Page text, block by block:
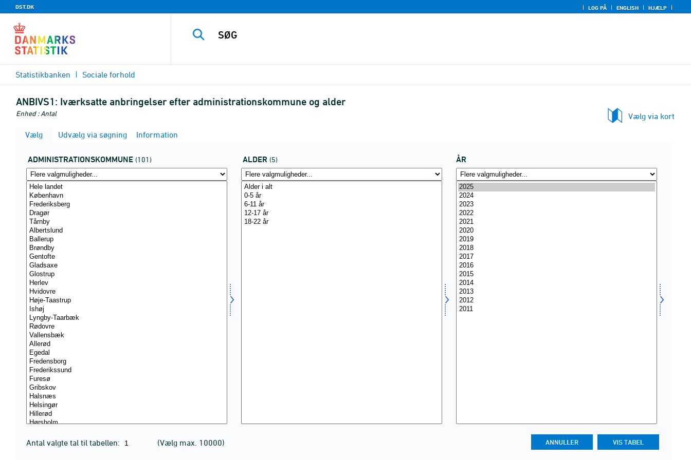
DST.DK LOG PÅ ENGLISH HJÆLP
Statistikbanken Sociale forhold
ANBIVS1: Iværksatte anbringelser efter administrationskommune og alder
Enhed : Antal
Vælg via kort
Vælg
Udvælg via søgning Information
ADMINISTRATIONSKOMMUNE (101) ALDER (5) ÅR
Antal valgte tal til tabellen: (Vælg max. 10000)